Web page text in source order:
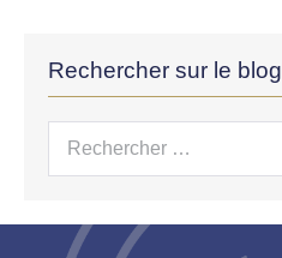
Rechercher sur le blog
Recherche